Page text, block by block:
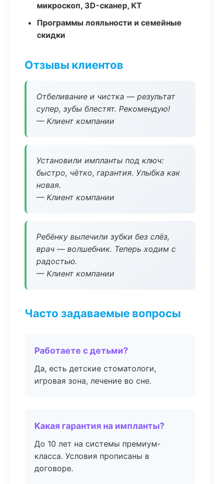
микроскоп, 3D-сканер, КТ
Программы лояльности и семейные
скидки
Отзывы клиентов
Отбеливание и чистка — результат
супер, зубы блестят. Рекомендую!
— Клиент компании
Установили импланты под ключ:
быстро, чётко, гарантия. Улыбка как
новая.
— Клиент компании
Ребёнку вылечили зубки без слёз,
врач — волшебник. Теперь ходим с
радостью.
— Клиент компании
Часто задаваемые вопросы
Работаете с детьми?
Да, есть детские стоматологи,
игровая зона, лечение во сне.
Какая гарантия на импланты?
До 10 лет на системы премиум-
класса. Условия прописаны в
договоре.